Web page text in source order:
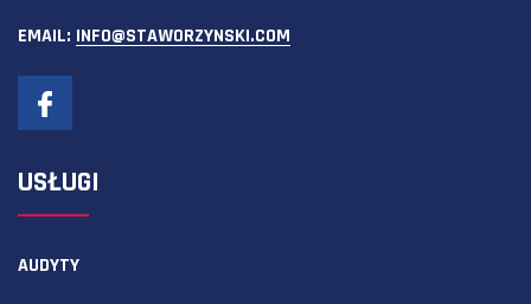
EMAIL: INFO@STAWORZYNSKI.COM
USŁUGI
AUDYTY